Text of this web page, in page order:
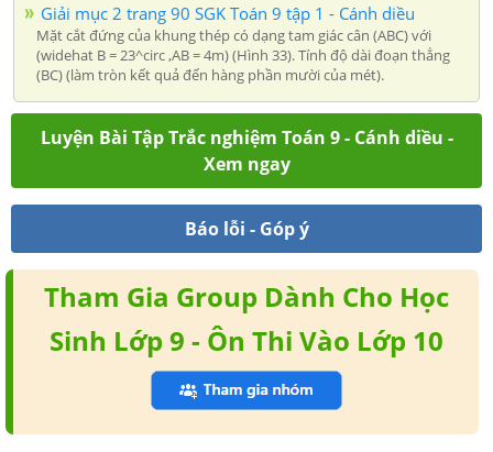
Giải mục 2 trang 90 SGK Toán 9 tập 1 - Cánh diều
Mặt cắt đứng của khung thép có dạng tam giác cân (ABC) với
(widehat B = 23^circ ,AB = 4m) (Hình 33). Tính độ dài đoạn thẳng
(BC) (làm tròn kết quả đến hàng phần mười của mét).
Luyện Bài Tập Trắc nghiệm Toán 9 - Cánh diều -
Xem ngay
Báo lỗi - Góp ý
Tham Gia Group Dành Cho Học
Sinh Lớp 9 - Ôn Thi Vào Lớp 10